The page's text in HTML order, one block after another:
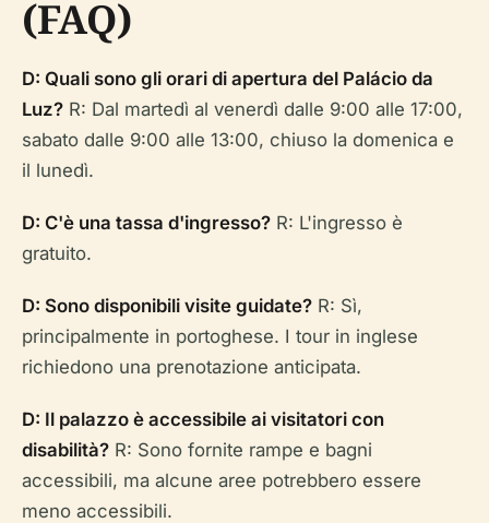
(FAQ)
D: Quali sono gli orari di apertura del Palácio da
Luz? R: Dal martedì al venerdì dalle 9:00 alle 17:00,
sabato dalle 9:00 alle 13:00, chiuso la domenica e
il lunedì.
D: C'è una tassa d'ingresso? R: L'ingresso è
gratuito.
D: Sono disponibili visite guidate? R: Sì,
principalmente in portoghese. I tour in inglese
richiedono una prenotazione anticipata.
D: Il palazzo è accessibile ai visitatori con
disabilità? R: Sono fornite rampe e bagni
accessibili, ma alcune aree potrebbero essere
meno accessibili.